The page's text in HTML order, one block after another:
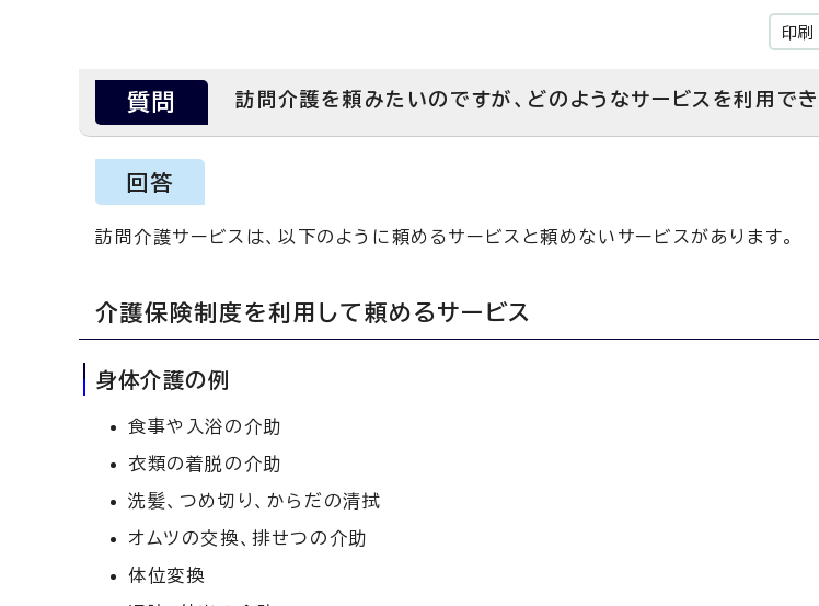
印刷
質問 訪問介護を頼みたいのですが、どのようなサービスを利用でき
回答
訪問介護サービスは、以下のように頼めるサービスと頼めないサービスがあります。
介護保険制度を利用して頼めるサービス
身体介護の例
食事や入浴の介助
衣類の着脱の介助
洗髪、つめ切り、からだの清拭
オムツの交換、排せつの介助
体位変換